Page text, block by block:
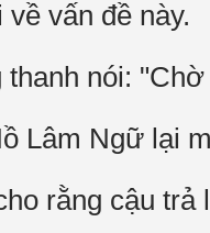
vấn đề này.
nói:
Lâm Ngữ lại
rằng cậu